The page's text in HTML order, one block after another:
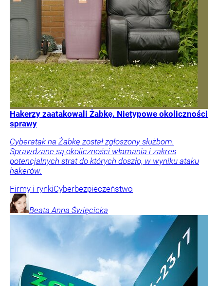
Hakerzy zaatakowali Żabkę. Nietypowe okoliczności
sprawy
Cyberatak na Żabkę został zgłoszony służbom.
Sprawdzane są okoliczności włamania i zakres
potencjalnych strat do których doszło, w wyniku ataku
hakerów.
Firmy i rynkiCyberbezpieczeństwo
Beata Anna Święcicka